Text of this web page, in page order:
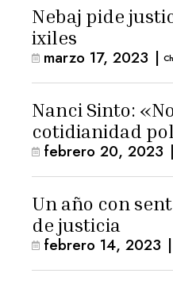
Nebaj pide
ixiles
marzo 17, 2023 |
Nanci Sinto:
cotidianidad
febrero 20, 2023 |
Un año con
de justicia
febrero 14, 2023 |